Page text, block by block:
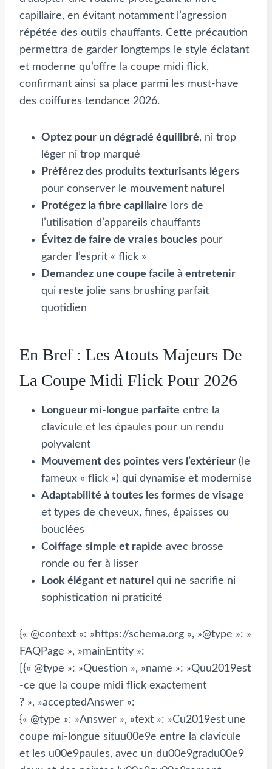
capillaire, en évitant notamment l’agression
répétée des outils chauffants. Cette précaution
permettra de garder longtemps le style éclatant
et moderne qu’offre la coupe midi flick,
confirmant ainsi sa place parmi les must-have
des coiffures tendance 2026.
Optez pour un dégradé équilibré, ni trop
léger ni trop marqué
Préférez des produits texturisants légers
pour conserver le mouvement naturel
Protégez la fibre capillaire lors de
l’utilisation d’appareils chauffants
Évitez de faire de vraies boucles pour
garder l’esprit « flick »
Demandez une coupe facile à entretenir
qui reste jolie sans brushing parfait
quotidien
En Bref : Les Atouts Majeurs De
La Coupe Midi Flick Pour 2026
Longueur mi-longue parfaite entre la
clavicule et les épaules pour un rendu
polyvalent
Mouvement des pointes vers l’extérieur (le
fameux « flick ») qui dynamise et modernise
Adaptabilité à toutes les formes de visage
et types de cheveux, fines, épaisses ou
bouclées
Coiffage simple et rapide avec brosse
ronde ou fer à lisser
Look élégant et naturel qui ne sacrifie ni
sophistication ni praticité
{« @context »: »https://schema.org », »@type »: »
FAQPage », »mainEntity »:
[{« @type »: »Question », »name »: »Quu2019est
-ce que la coupe midi flick exactement
? », »acceptedAnswer »:
{« @type »: »Answer », »text »: »Cu2019est une
coupe mi-longue situu00e9e entre la clavicule
et les u00e9paules, avec un du00e9gradu00e9